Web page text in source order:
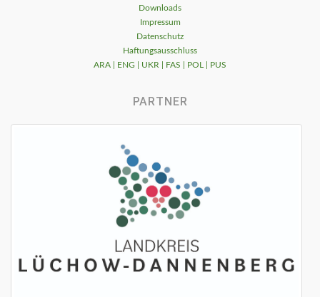
Downloads
Impressum
Datenschutz
Haftungsausschluss
ARA | ENG | UKR | FAS | POL | PUS
PARTNER